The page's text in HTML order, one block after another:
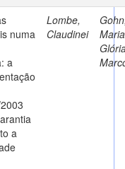
numa
a
a
Lombe,
Claudinei